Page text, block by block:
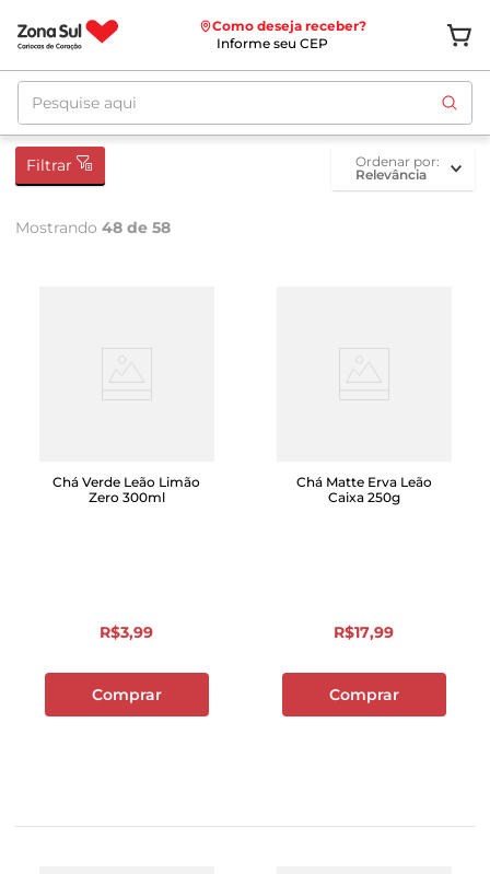
Como deseja receber?
Informe seu CEP
Pesquise aqui
Filtrar
ordenar por
Relevância
Mostrando 48 de 58
Chá Verde Leão Limão
Zero 300ml
R$3,99
Comprar
Chá Matte Erva Leão
Caixa 250g
R$17,99
Comprar